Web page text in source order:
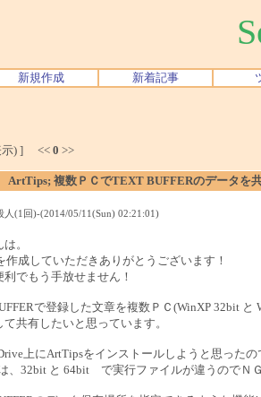
新規作成 新着記事
示) ] << 0 >>
ArtTips; 複数ＰＣでTEXT BUFFERのデータを
人(1回)-(2014/05/11(Sun) 02:21:01)
。
作成していただきありがとうございます！
利でもう手放せません！
で登録した文章を複数ＰＣ(WinXP 32bit と
共有したいと思っています。
上にArtTipsをインストールしようと思ったの
、32bit と 64bit で実行ファイルが違うのでＮＧ